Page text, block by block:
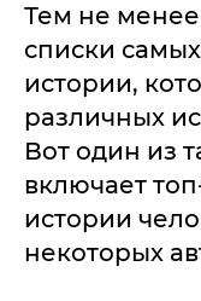
Тем не
списки
истории,
различных
Вот один из
включает
истории
некоторых